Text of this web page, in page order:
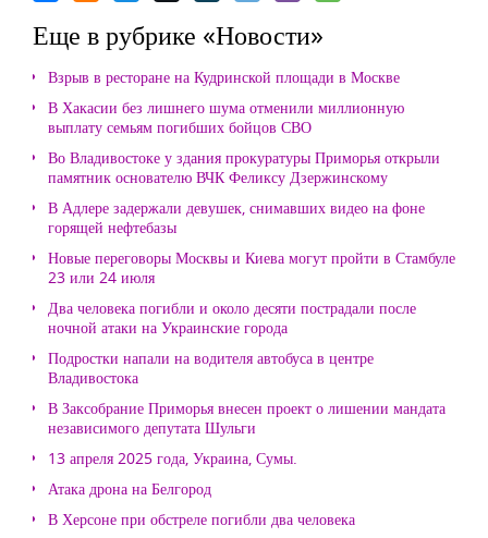
Еще в рубрике «Новости»
Взрыв в ресторане на Кудринской площади в Москве
В Хакасии без лишнего шума отменили миллионную
выплату семьям погибших бойцов СВО
Во Владивостоке у здания прокуратуры Приморья открыли
памятник основателю ВЧК Феликсу Дзержинскому
В Адлере задержали девушек, снимавших видео на фоне
горящей нефтебазы
Новые переговоры Москвы и Киева могут пройти в Стамбуле
23 или 24 июля
Два человека погибли и около десяти пострадали после
ночной атаки на Украинские города
Подростки напали на водителя автобуса в центре
Владивостока
В Заксобрание Приморья внесен проект о лишении мандата
независимого депутата Шульги
13 апреля 2025 года, Украина, Сумы.
Атака дрона на Белгород
В Херсоне при обстреле погибли два человека